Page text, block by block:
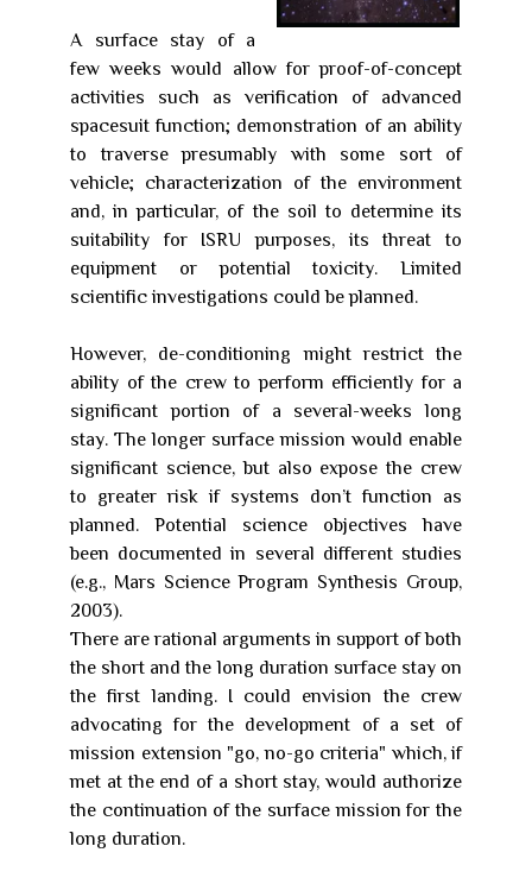
A surface stay of a
few weeks would allow for proof-of-concept
activities such as verification of advanced
spacesuit function; demonstration of an ability
to traverse presumably with some sort of
vehicle; characterization of the environment
and, in particular, of the soil to determine its
suitability for ISRU purposes, its threat to
equipment or potential toxicity. Limited
scientific investigations could be planned.
However, de-conditioning might restrict the
ability of the crew to perform efficiently for a
significant portion of a several-weeks long
stay. The longer surface mission would enable
significant science, but also expose the crew
to greater risk if systems don’t function as
planned. Potential science objectives have
been documented in several different studies
(e.g., Mars Science Program Synthesis Group,
2003).
There are rational arguments in support of both
the short and the long duration surface stay on
the first landing. I could envision the crew
advocating for the development of a set of
mission extension "go, no-go criteria" which, if
met at the end of a short stay, would authorize
the continuation of the surface mission for the
long duration.